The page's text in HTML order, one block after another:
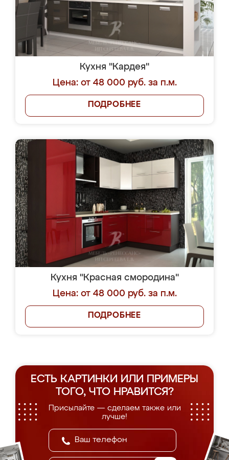
Кухня "Кардея"
Цена: от 48 000 руб. за п.м.
ПОДРОБНЕЕ
Кухня "Красная смородина"
Цена: от 48 000 руб. за п.м.
ПОДРОБНЕЕ
ЕСТЬ КАРТИНКИ ИЛИ ПРИМЕРЫ
ТОГО, ЧТО НРАВИТСЯ?
Присылайте — сделаем также или
лучше!